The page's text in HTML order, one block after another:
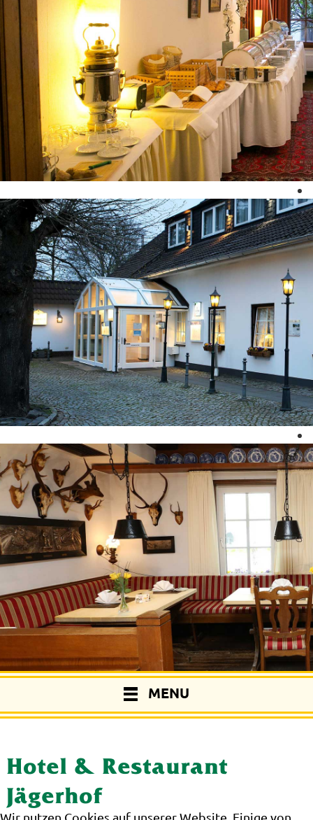
MENU
Hotel & Restaurant
Jägerhof
Wir nutzen Cookies auf unserer Website. Einige von